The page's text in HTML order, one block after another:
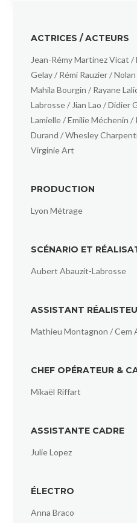
ACTRICES / ACTEURS
Jean-Rémy Martinez Vicat
Gelay / Rémi Rauzier /
Mahila Bourgin / Rayane
Labrosse / Jian Lao / Didier
Lamielle / Emilie Méchenin
Durand / Whesley
Virginie Art
PRODUCTION
Lyon Métrage
SCÉNARIO ET
Aubert Abauzit-Labrosse
ASSISTANT
Mathieu Montagnon / Cem
CHEF OPÉRATEUR &
Mikaël Riffart
ASSISTANTE CADRE
Julie Lopez
ÉLECTRO
Anna Braco